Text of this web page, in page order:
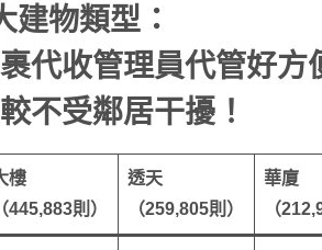
建物類型：
裹代收管理員代管好
不受鄰居干擾！
樓
（445,883則）
透天
（259,805則）
華廈
（